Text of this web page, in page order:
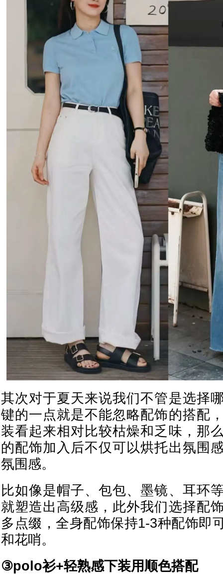
其次对于夏天来说我们不管是选择
键的一点就是不能忽略配饰的搭配
装看起来相对比较枯燥和乏味，那
的配饰加入后不仅可以烘托出氛围
氛围感。
比如像是帽子、包包、墨镜、耳环
就塑造出高级感，此外我们选择配
多点缀，全身配饰保持1-3种配饰即
和花哨。
③polo衫+轻熟感下装用顺色搭配